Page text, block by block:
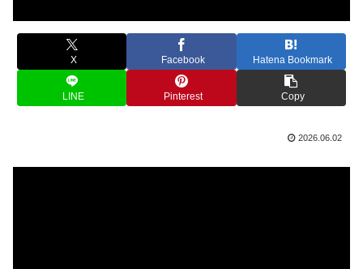
X Facebook Hatena Bookmark
LINE Pinterest Copy
2026.06.02